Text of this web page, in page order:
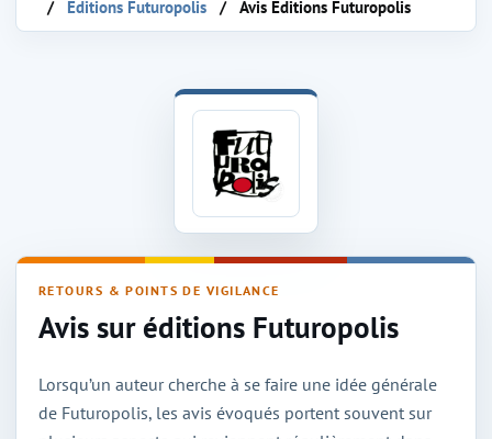
Éditions Futuropolis
Avis Éditions Futuropolis
Avis sur la maison d'édition Futuropolis
RETOURS & POINTS DE VIGILANCE
Avis sur éditions Futuropolis
Lorsqu’un auteur cherche à se faire une idée générale
de Futuropolis, les avis évoqués portent souvent sur